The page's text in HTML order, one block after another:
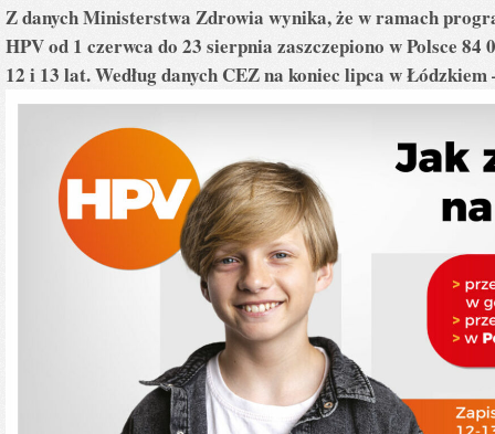
Z danych Ministerstwa Zdrowia wynika, że w ramach
HPV od 1 czerwca do 23 sierpnia zaszczepiono w Polsce 84
12 i 13 lat. Według danych CEZ na koniec lipca w Łódzkiem